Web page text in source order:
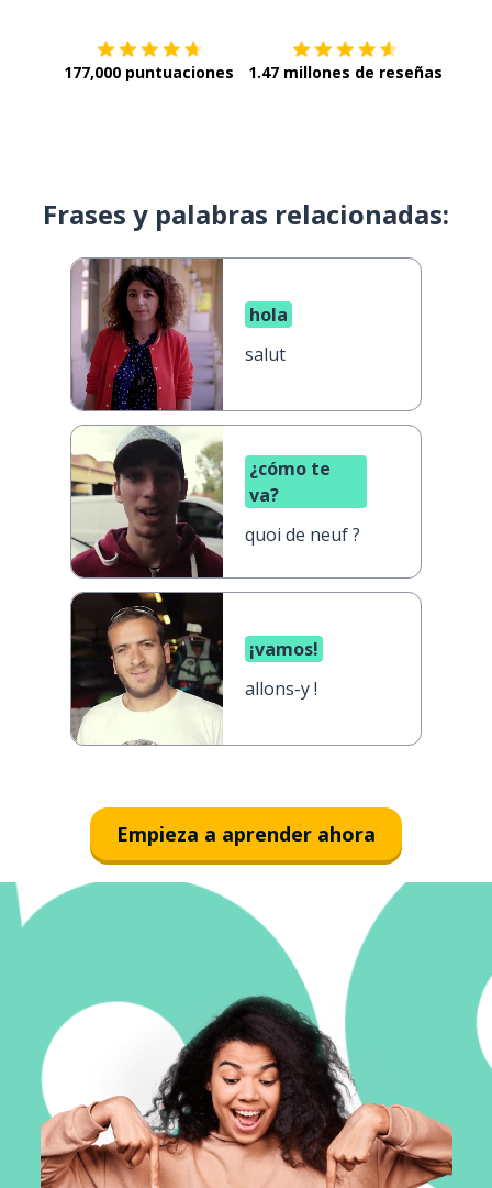
177,000 puntuaciones 1.47 millones de reseñas
Frases y palabras relacionadas:
hola
salut
¿cómo te
va?
quoi de neuf ?
¡vamos!
allons-y !
Empieza a aprender ahora